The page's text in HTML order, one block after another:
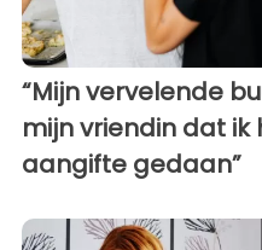
“Mijn vervelende
mijn vriendin dat
aangifte gedaan”